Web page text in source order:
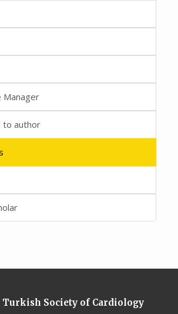
Manager
to author
Turkish Society of Cardiology